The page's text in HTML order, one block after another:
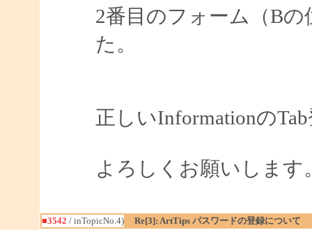
2番目のフォーム（B
た。
正しいInformationの
よろしくお願いします
■3542 / inTopicNo.4) Re[3]: ArtTips パスワードの登録について